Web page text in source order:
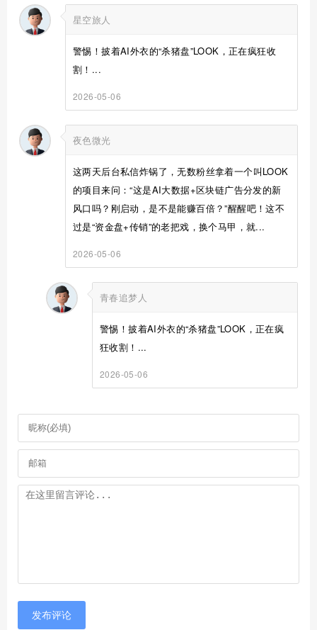
星空旅人
警惕！披着AI外衣的“杀猪盘”LOOK，正在疯狂收
割！...
2026-05-06
夜色微光
这两天后台私信炸锅了，无数粉丝拿着一个叫LOOK
的项目来问：“这是AI大数据+区块链广告分发的新
风口吗？刚启动，是不是能赚百倍？”醒醒吧！这不
过是“资金盘+传销”的老把戏，换个马甲，就...
2026-05-06
青春追梦人
警惕！披着AI外衣的“杀猪盘”LOOK，正在疯
狂收割！...
2026-05-06
发布评论